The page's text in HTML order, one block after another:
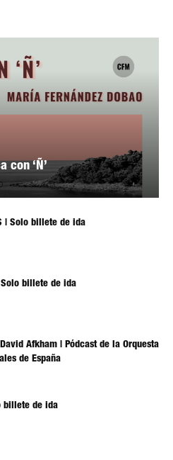
con ‘Ñ’
| Solo billete de ida
Solo billete de ida
Afkham | Pódcast de la Orquesta
de España
billete de ida